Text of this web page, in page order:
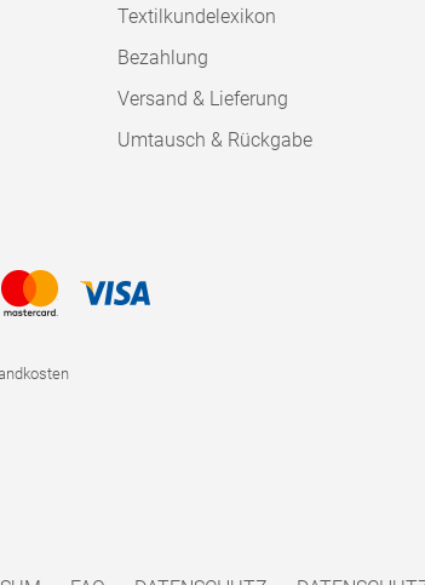
Textilkundelexikon
Bezahlung
Versand & Lieferung
Umtausch & Rückgabe